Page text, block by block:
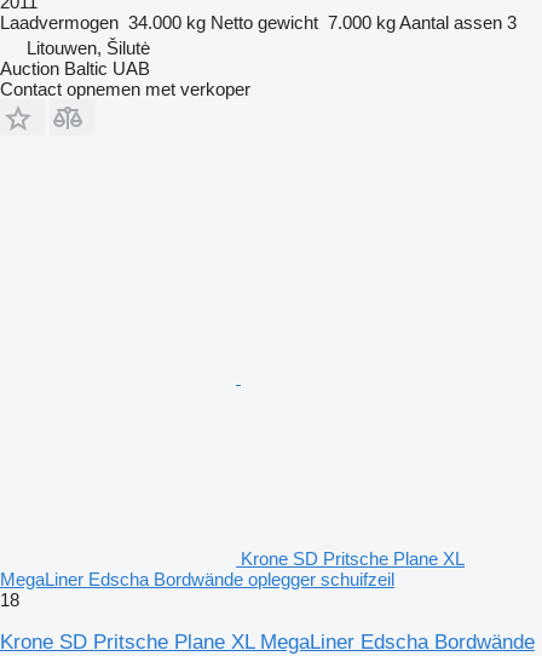
Laadvermogen 34.000 kg Netto gewicht 7.000 kgAantal assen 3
Litouwen, Šilutė
Auction Baltic UAB
Contact opnemen met verkoper
Krone SD Pritsche Plane XL
MegaLiner Edscha Bordwände oplegger schuifzeil
18
Krone SD Pritsche Plane XL MegaLiner Edscha Bordwände